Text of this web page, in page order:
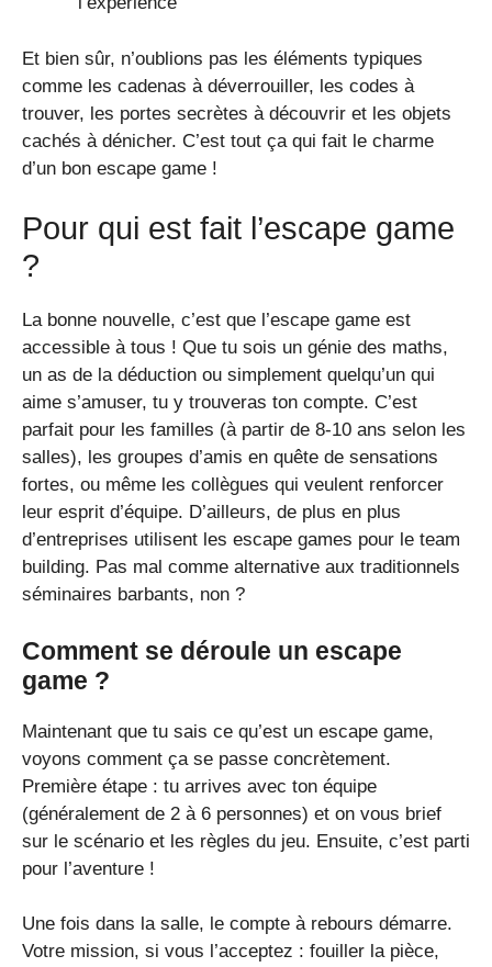
Et bien sûr, n’oublions pas les éléments typiques
comme les cadenas à déverrouiller, les codes à
trouver, les portes secrètes à découvrir et les objets
cachés à dénicher. C’est tout ça qui fait le charme
d’un bon escape game !
Pour qui est fait l’escape game
?
La bonne nouvelle, c’est que l’escape game est
accessible à tous ! Que tu sois un génie des maths,
un as de la déduction ou simplement quelqu’un qui
aime s’amuser, tu y trouveras ton compte. C’est
parfait pour les familles (à partir de 8-10 ans selon les
salles), les groupes d’amis en quête de sensations
fortes, ou même les collègues qui veulent renforcer
leur esprit d’équipe. D’ailleurs, de plus en plus
d’entreprises utilisent les escape games pour le team
building. Pas mal comme alternative aux traditionnels
séminaires barbants, non ?
Comment se déroule un escape
game ?
Maintenant que tu sais ce qu’est un escape game,
voyons comment ça se passe concrètement.
Première étape : tu arrives avec ton équipe
(généralement de 2 à 6 personnes) et on vous brief
sur le scénario et les règles du jeu. Ensuite, c’est parti
pour l’aventure !
Une fois dans la salle, le compte à rebours démarre.
Votre mission, si vous l’acceptez : fouiller la pièce,